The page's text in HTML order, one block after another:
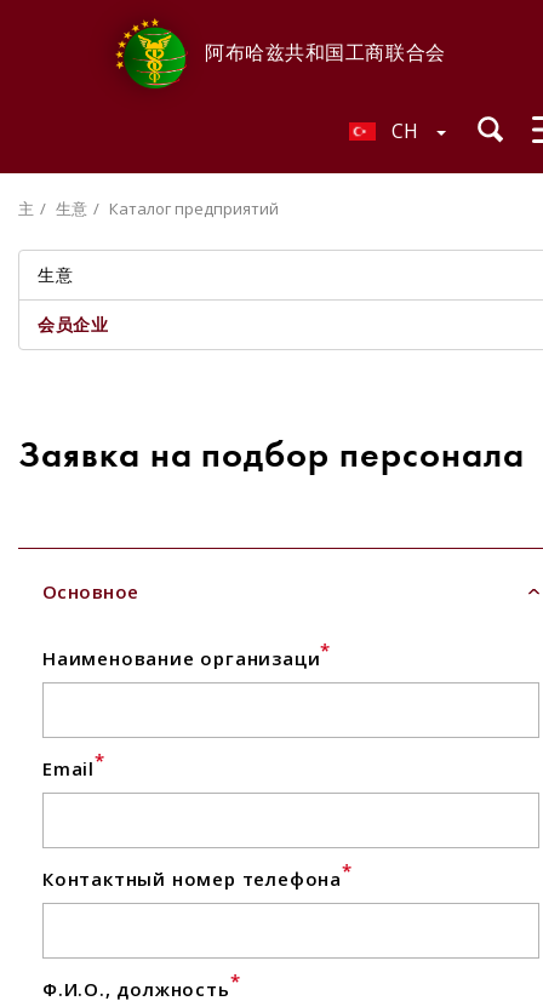
阿布哈兹共和国工商联合会
CH
主 生意 Каталог предприятий
生意
会员企业
Заявка на подбор персонала
Основное
Наименование организаци*
Email*
Контактный номер телефона*
Ф.И.О., должность*